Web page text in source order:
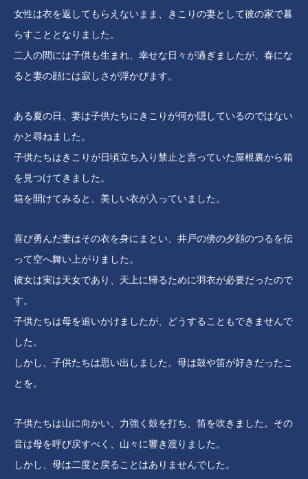
女性は衣を返してもらえないまま、きこりの妻として彼の家で暮
らすこととなりました。
二人の間には子供も生まれ、幸せな日々が過ぎましたが、春にな
ると妻の顔には寂しさが浮かびます。
ある夏の日、妻は子供たちにきこりが何か隠しているのではない
かと尋ねました。
子供たちはきこりが日頃立ち入り禁止と言っていた屋根裏から箱
を見つけてきました。
箱を開けてみると、美しい衣が入っていました。
喜び勇んだ妻はその衣を身にまとい、井戸の傍の夕顔のつるを伝
って空へ舞い上がりました。
彼女は実は天女であり、天上に帰るために羽衣が必要だったので
す。
子供たちは母を追いかけましたが、どうすることもできませんで
した。
しかし、子供たちは思い出しました。母は鼓や笛が好きだったこ
とを。
子供たちは山に向かい、力強く鼓を打ち、笛を吹きました。その
音は母を呼び戻すべく、山々に響き渡りました。
しかし、母は二度と戻ることはありませんでした。